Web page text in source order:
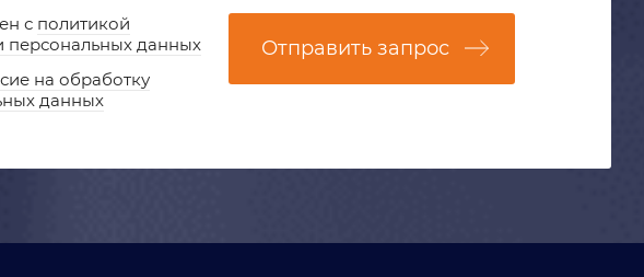
с политикой
персональных данных
на обработку
данных
Отправить запрос